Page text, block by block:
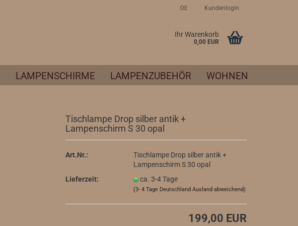
DE Kundenlogin
Passwort vergessen?
Ihr Warenkorb
0,00 EUR
LAMPENSCHIRME LAMPENZUBEHÖR WOHNEN
Tischlampe Drop silber antik +
Lampenschirm S 30 opal
Art.Nr.:
Tischlampe Drop silber antik +
Lampenschirm S 30 opal
Lieferzeit:
ca. 3-4 Tage
(3- 4 Tage Deutschland Ausland abweichend)
199,00 EUR